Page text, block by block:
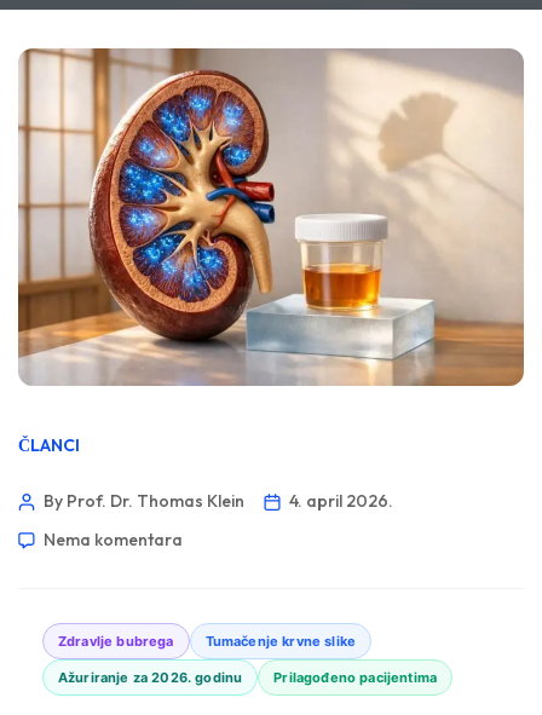
ČLANCI
By Prof. Dr. Thomas Klein
4. april 2026.
Nema komentara
Zdravlje bubrega Tumačenje krvne slike
Ažuriranje za 2026. godinu Prilagođeno pacijentima